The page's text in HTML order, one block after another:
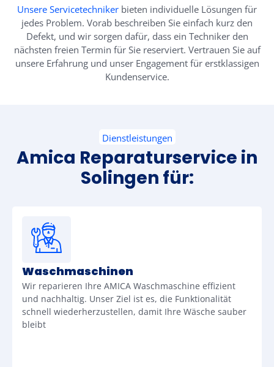
Unsere Servicetechniker bieten individuelle Lösungen für
jedes Problem. Vorab beschreiben Sie einfach kurz den
Defekt, und wir sorgen dafür, dass ein Techniker den
nächsten freien Termin für Sie reserviert. Vertrauen Sie auf
unsere Erfahrung und unser Engagement für erstklassigen
Kundenservice.
Dienstleistungen
Amica Reparaturservice in
Solingen für:
Waschmaschinen
Wir reparieren Ihre AMICA Waschmaschine effizient
und nachhaltig. Unser Ziel ist es, die Funktionalität
schnell wiederherzustellen, damit Ihre Wäsche sauber
bleibt